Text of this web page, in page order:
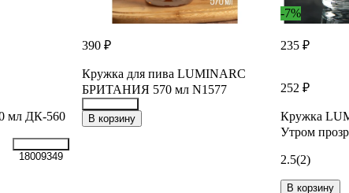
мл ДК-560
18009349
390 ₽
Кружка для пива LUMINARC
БРИТАНИЯ 570 мл N1577
35872980
В корзину
-7%
235 ₽
252 ₽
Кружка
Утром
2.5(2)
В корзину